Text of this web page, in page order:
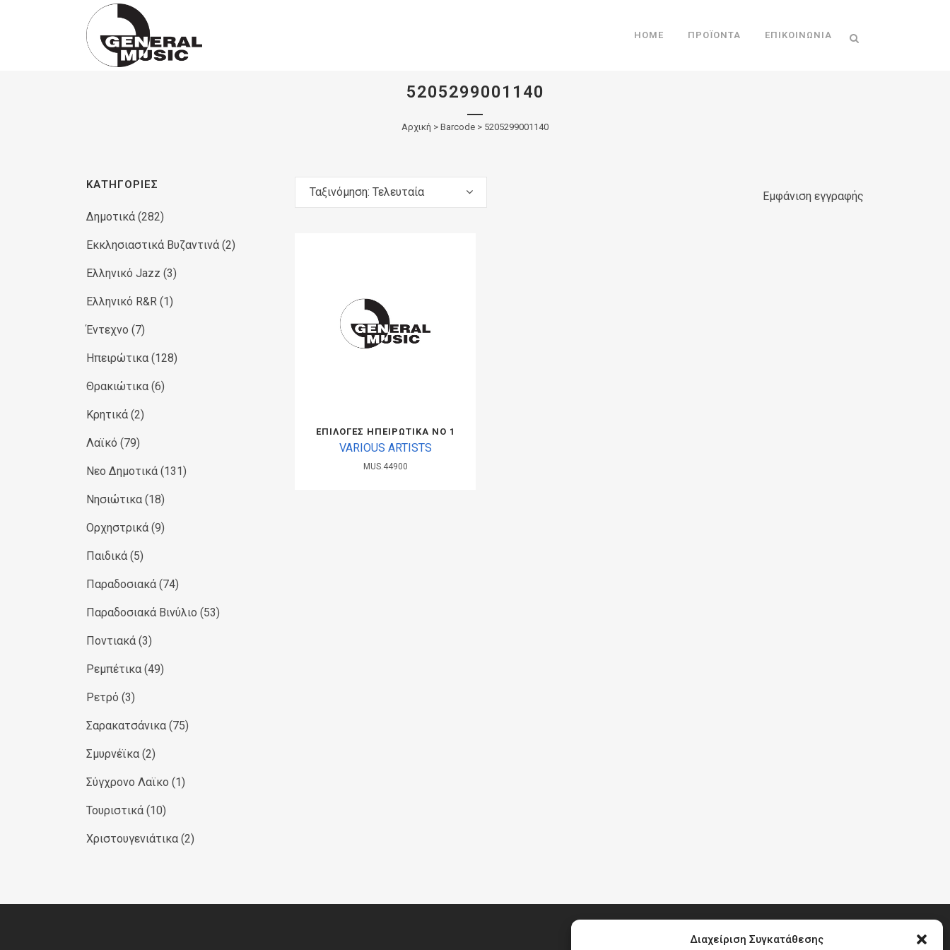
Διαχείριση Συγκατάθεσης
Products
HOME ΠΡΟΪΌΝΤΑ ΕΠΙΚΟΙΝΩΝΊΑ
5205299001140
Αρχική > Barcode > 5205299001140
ΚΑΤΗΓΟΡΊΕΣ
Δημοτικά (282)
Εκκλησιαστικά Βυζαντινά (2)
Ελληνικό Jazz (3)
Ελληνικό R&R (1)
Έντεχνο (7)
Ηπειρώτικα (128)
Θρακιώτικα (6)
Κρητικά (2)
Λαϊκό (79)
Νεο Δημοτικά (131)
Νησιώτικα (18)
Ορχηστρικά (9)
Παιδικά (5)
Παραδοσιακά (74)
Παραδοσιακά Βινύλιο (53)
Ποντιακά (3)
Ρεμπέτικα (49)
Ρετρό (3)
Σαρακατσάνικα (75)
Σμυρνέϊκα (2)
Σύγχρονο Λαϊκο (1)
Τουριστικά (10)
Χριστουγενιάτικα (2)
Εμφάνιση εγγραφής
Ταξινόμηση: Τελευταία
ΕΠΙΛΟΓΕΣ ΗΠΕΙΡΩΤΙΚΑ ΝΟ 1
VARIOUS ARTISTS
MUS.44900